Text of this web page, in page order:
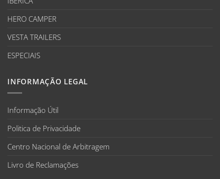
HERO CAMPER
VESTA TRAILERS
ESPECIAIS
INFORMAÇÃO LEGAL
Informação Útil
Politica de Privacidade
Centro Nacional de Arbitragem
Livro de Reclamações